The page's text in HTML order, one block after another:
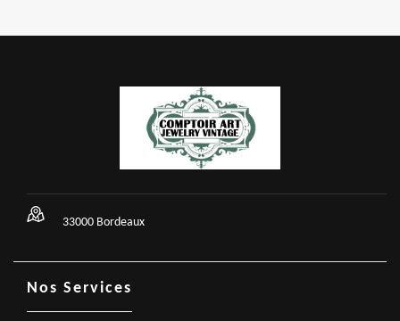
33000 Bordeaux
Nos Services